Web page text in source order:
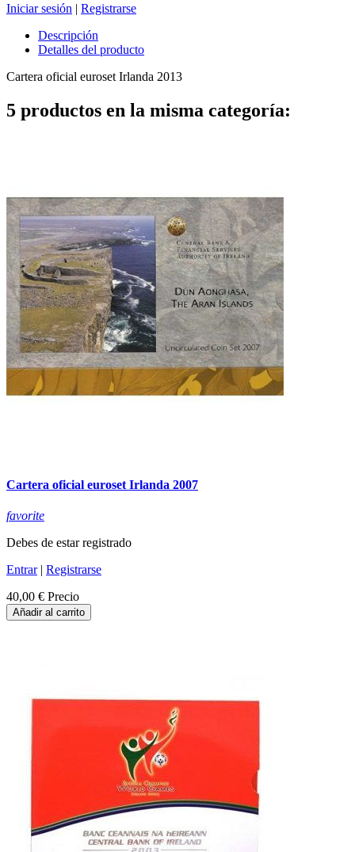
Iniciar sesión | Registrarse
Descripción
Detalles del producto
Cartera oficial euroset Irlanda 2013
5 productos en la misma categoría:
Cartera oficial euroset Irlanda 2007
favorite
Debes de estar registrado
Entrar| Registrarse
40,00 € Precio
Añadir al carrito